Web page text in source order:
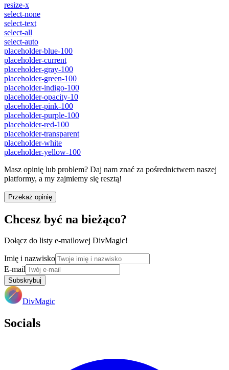
resize-x
select-none
select-text
select-all
select-auto
placeholder-blue-100
placeholder-current
placeholder-gray-100
placeholder-green-100
placeholder-indigo-100
placeholder-opacity-10
placeholder-pink-100
placeholder-purple-100
placeholder-red-100
placeholder-transparent
placeholder-white
placeholder-yellow-100
Masz opinię lub problem? Daj nam znać za pośrednictwem naszej
platformy, a my zajmiemy się resztą!
Przekaż opinię
Chcesz być na bieżąco?
Dołącz do listy e-mailowej DivMagic!
Imię i nazwisko
E-mail
Subskrybuj
DivMagic
Socials